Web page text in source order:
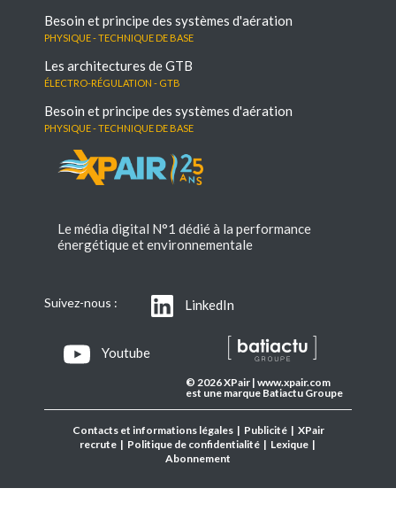
Besoin et principe des systèmes d'aération
Physique - Technique de base
Les architectures de GTB
électro-régulation - GTB
Besoin et principe des systèmes d'aération
Physique - Technique de base
Le média digital N°1 dédié à la performance
énergétique et environnementale
Suivez-nous : LinkedIn
Youtube
© 2026 XPair | www.xpair.com
est une marque Batiactu Groupe
Contacts et informations légales| Publicité| XPair
recrute| Politique de confidentialité| Lexique|
Abonnement